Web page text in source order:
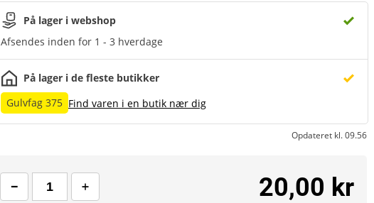
På lager i webshop
Afsendes inden for 1 - 3 hverdage
På lager i de fleste butikker
Gulvfag 375 Find varen i en butik nær dig
Opdateret kl. 09.56
20,00 kr